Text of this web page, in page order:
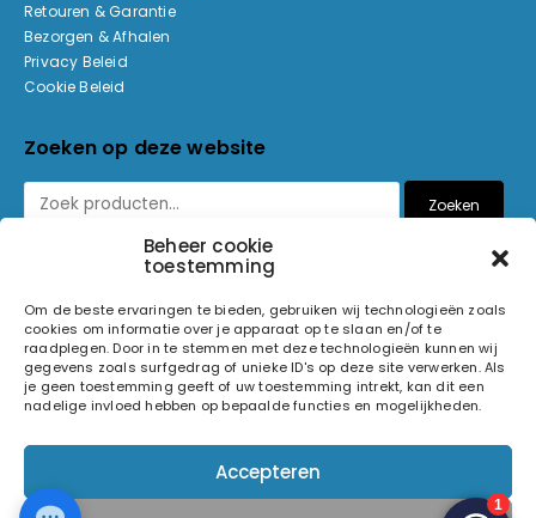
Beheer cookie
toestemming
Om de beste ervaringen te bieden, gebruiken wij technologieën zoals
cookies om informatie over je apparaat op te slaan en/of te
raadplegen. Door in te stemmen met deze technologieën kunnen wij
gegevens zoals surfgedrag of unieke ID's op deze site verwerken. Als
je geen toestemming geeft of uw toestemming intrekt, kan dit een
nadelige invloed hebben op bepaalde functies en mogelijkheden.
Accepteren
Retouren & Garantie
Bezorgen & Afhalen
Privacy Beleid
Cookie Beleid
Zoeken op deze website
Zoeken
© 2026 Light and Sound Factory. Alle rechten voorbehouden.